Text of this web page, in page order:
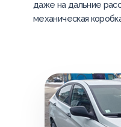
даже на дальние
механическая